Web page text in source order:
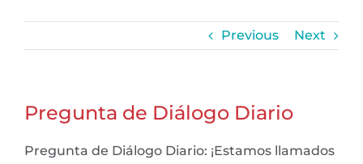
Previous Next
Pregunta de Diálogo Diario
Pregunta de Diálogo Diario: ¡Estamos llamados